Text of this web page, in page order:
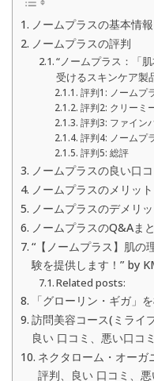
ノームプラスの基本情報
ノームプラスの評判
“ノームプラス：「
受けるスキンケア製
評判1: ノームプ
評判2: クリーミ
評判3: ファイン
評判4: ノームプ
評判5: 総評
ノームプラスの良い口コ
ノームプラスのメリット
ノームプラスのデメリ
ノームプラスのQ&Aま
“【ノームプラス】肌の
験を提供します！” by
Related posts:
「グローリン・ギガ」
訪問美容コース(ミライ
良い 口コミ、悪い口コ
ネクタローム・オーガ
評判、良い 口コミ、